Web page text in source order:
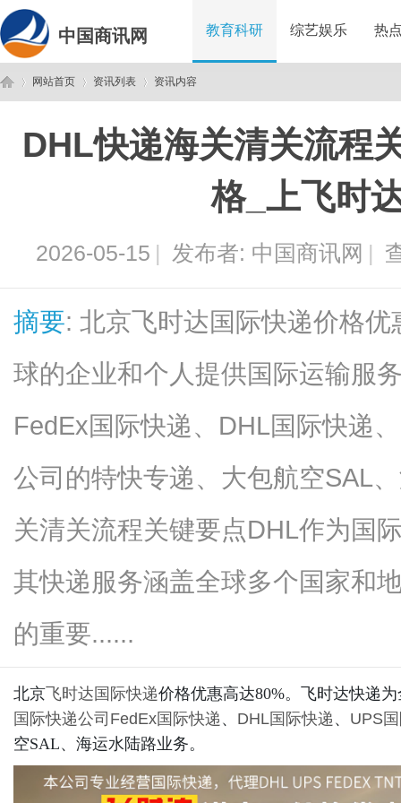
中国商讯网 教育科研 综艺娱乐 热
网站首页
›
资讯列表
›
资讯内容
DHL快递海关清关流程
格_上飞时
2026-05-15 | 发布者: 中国商讯网 |
摘要: 北京飞时达国际快递价格
球的企业和个人提供国际运输服
FedEx国际快递、DHL国际快递
公司的特快专递、大包航空SAL
关清关流程关键要点DHL作为国
其快递服务涵盖全球多个国家和
的重要......
北京 飞时达 国际快递价格优惠高达80%。飞时达快递
国际快递公司 FedEx国际快递 、 DHL国际快递 、 UPS
空SAL、海运水陆路业务。